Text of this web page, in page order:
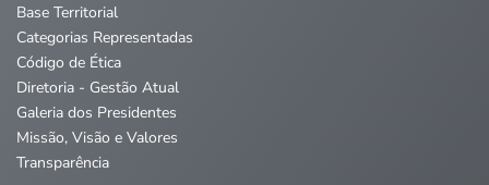
Base Territorial
Categorias Representadas
Código de Ética
Diretoria - Gestão Atual
Galeria dos Presidentes
Missão, Visão e Valores
Transparência